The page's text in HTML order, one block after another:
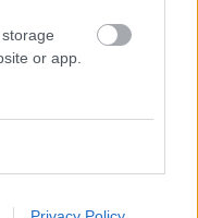
or app.
za regeneracijo
Soči
brez kabla in stroji, ki